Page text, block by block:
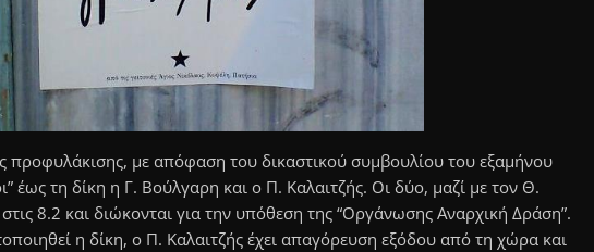
προφυλάκισης, με απόφαση του δικαστικού συμβουλίου του εξαμήνου
έως τη δίκη η Γ. Βούλγαρη και ο Π. Καλαιτζής. Οι δύο, μαζί με τον Θ.
8.2 και διώκονται για την υπόθεση της “Οργάνωσης Αναρχική Δράση”.
η δίκη, ο Π. Καλαιτζής έχει απαγόρευση εξόδου από τη χώρα και